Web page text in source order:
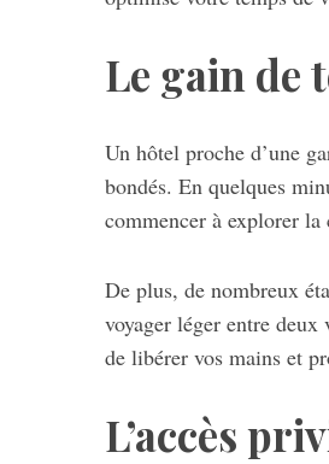
Le gain de
Un hôtel proche d’une
bondés. En quelques
commencer à explorer la
De plus, de nombreux
voyager léger entre
de libérer vos mains et
L’accès